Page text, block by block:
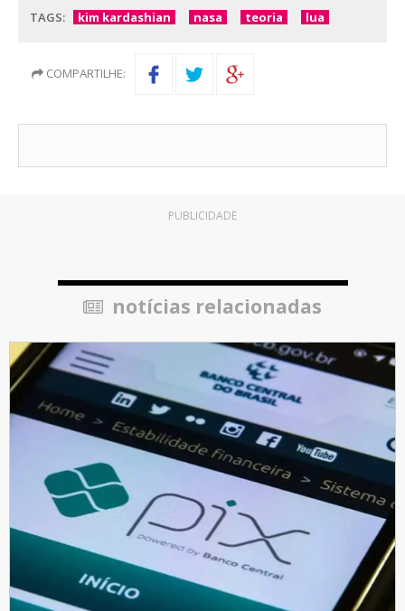
TAGS: kim kardashian nasa teoria lua
COMPARTILHE:
PUBLICIDADE
notícias relacionadas